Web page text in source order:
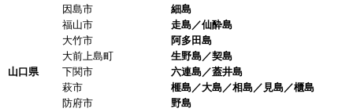
因島市
細島
福山市
走島／仙酔島
大竹市
阿多田島
大前上島町
生野島／契島
山口県
下関市
六連島／蓋井島
萩市
榧島／大島／相島／見島／櫃島
防府市
野島